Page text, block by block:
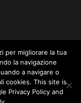
Formigine
per migliorare la tua
la navigazione
a navigare o
cookies. This site is
Privacy Policy and